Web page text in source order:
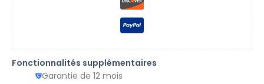
Fonctionnalités supplémentaires
Garantie de 12 mois